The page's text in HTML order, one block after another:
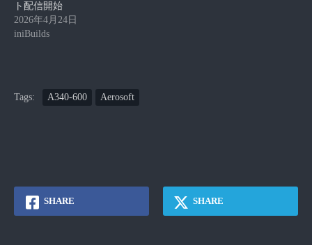
ト配信開始
2026年4月24日
iniBuilds
Tags: A340-600 Aerosoft
SHARE SHARE